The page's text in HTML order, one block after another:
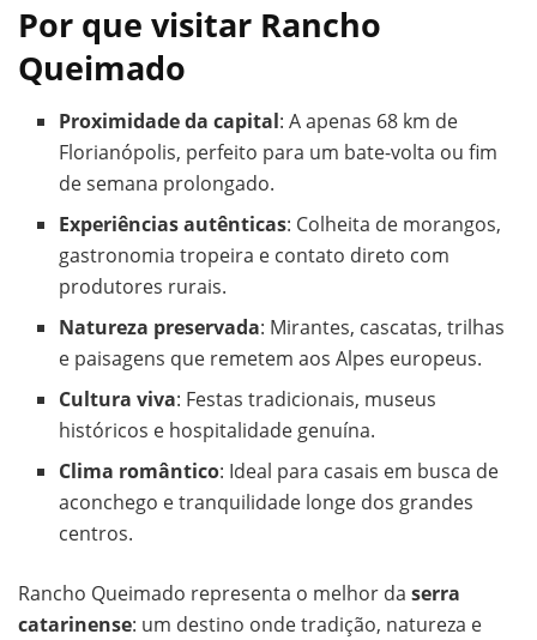
Por que visitar Rancho
Queimado
Proximidade da capital: A apenas 68 km de
Florianópolis, perfeito para um bate-volta ou fim
de semana prolongado.
Experiências autênticas: Colheita de morangos,
gastronomia tropeira e contato direto com
produtores rurais.
Natureza preservada: Mirantes, cascatas, trilhas
e paisagens que remetem aos Alpes europeus.
Cultura viva: Festas tradicionais, museus
históricos e hospitalidade genuína.
Clima romântico: Ideal para casais em busca de
aconchego e tranquilidade longe dos grandes
centros.
Rancho Queimado representa o melhor da serra
catarinense: um destino onde tradição, natureza e